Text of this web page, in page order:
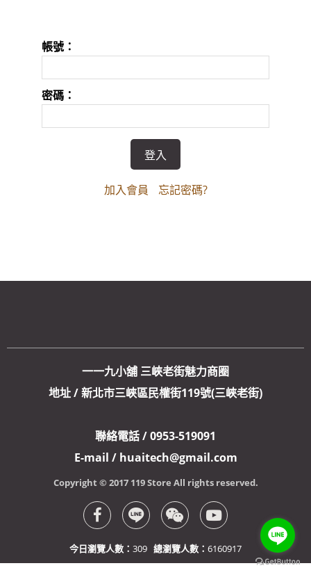
線:0953315349
100%美國正品~美國代購短T~全館75折~售完為止!
~週年慶～週年慶～團購聖品~ 金皮油~買滿二千元免
100%美國OUTLET代購~全館美國紐約正品服飾~滿
2000元~按讚分享!9折!
帳號：
密碼：
加入會員 忘記密碼?
一一九小舖 三峽老街魅力商圈
地址 / 新北市三峽區民權街119號(三峽老街)
聯絡電話 / 0953-519091
E-mail / huaitech@gmail.com
Copyright © 2017 119 Store All rights reserved.
今日瀏覽人數： 309 總瀏覽人數： 6160917